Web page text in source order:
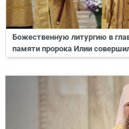
Божественную литургию в
памяти пророка Илии